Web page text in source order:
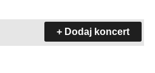
+ Dodaj koncert